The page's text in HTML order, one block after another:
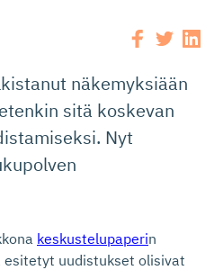
näkemyksiään
sitä koskevan
Nyt
keskustelupaperin
esitetyt uudistukset olisivat